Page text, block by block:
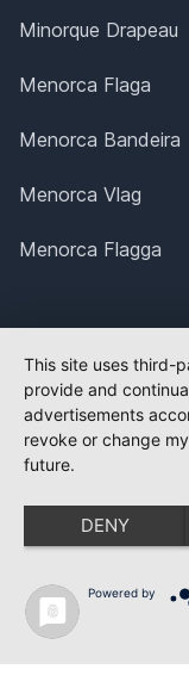
Minorque Drapeau
Menorca Flaga
Menorca Bandeira
Menorca Vlag
Menorca Flagga
This site uses third-
provide and
advertisements
revoke or change
future.
DENY
Powered by